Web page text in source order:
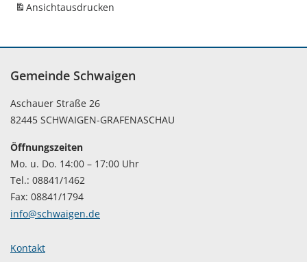
Ansichtausdrucken
Gemeinde Schwaigen
Aschauer Straße 26
82445 SCHWAIGEN-GRAFENASCHAU
Öffnungszeiten
Mo. u. Do. 14:00 – 17:00 Uhr
Tel.: 08841/1462
Fax: 08841/1794
info@schwaigen.de
Kontakt